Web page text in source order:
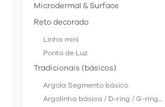
Microdermal & Surface
Reto decorado
Linha mini
Ponto de Luz
Tradicionais (básicos)
Argola Segmento básico
Argolinha básica / D-ring / G-ring...